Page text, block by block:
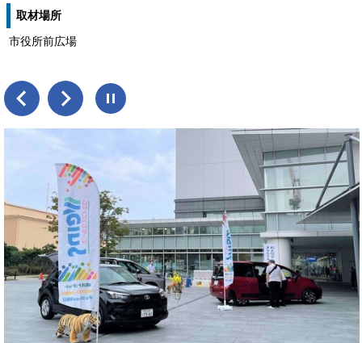
取材場所
市役所前広場